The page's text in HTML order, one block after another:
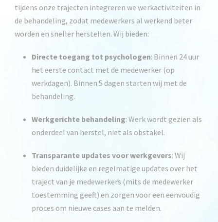
tijdens onze trajecten integreren we werkactiviteiten in
de behandeling, zodat medewerkers al werkend beter
worden en sneller herstellen. Wij bieden:
Directe toegang tot psychologen: Binnen 24 uur
het eerste contact met de medewerker (op
werkdagen). Binnen 5 dagen starten wij met de
behandeling.
Werkgerichte behandeling: Werk wordt gezien als
onderdeel van herstel, niet als obstakel.
Transparante updates voor werkgevers: Wij
bieden duidelijke en regelmatige updates over het
traject van je medewerkers (mits de medewerker
toestemming geeft) en zorgen voor een eenvoudig
proces om nieuwe cases aan te melden.